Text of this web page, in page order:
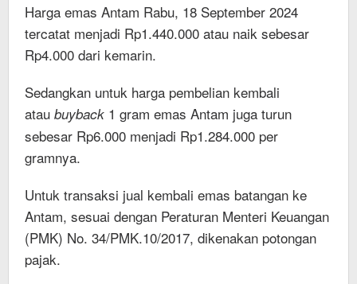
Harga emas Antam Rabu, 18 September 2024
tercatat menjadi Rp1.440.000 atau naik sebesar
Rp4.000 dari kemarin.
Sedangkan untuk harga pembelian kembali
atau buyback 1 gram emas Antam juga turun
sebesar Rp6.000 menjadi Rp1.284.000 per
gramnya.
Untuk transaksi jual kembali emas batangan ke
Antam, sesuai dengan Peraturan Menteri Keuangan
(PMK) No. 34/PMK.10/2017, dikenakan potongan
pajak.